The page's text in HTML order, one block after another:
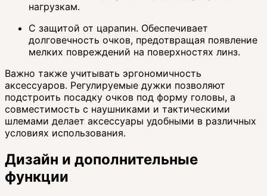
нагрузкам.
С защитой от царапин. Обеспечивает
долговечность очков, предотвращая появление
мелких повреждений на поверхностях линз.
Важно также учитывать эргономичность
аксессуаров. Регулируемые дужки позволяют
подстроить посадку очков под форму головы, а
совместимость с наушниками и тактическими
шлемами делает аксессуары удобными в различных
условиях использования.
Дизайн и дополнительные
функции